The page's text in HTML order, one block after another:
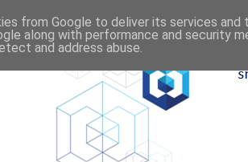
from Google to deliver its services and
along with performance and security
and address abuse.